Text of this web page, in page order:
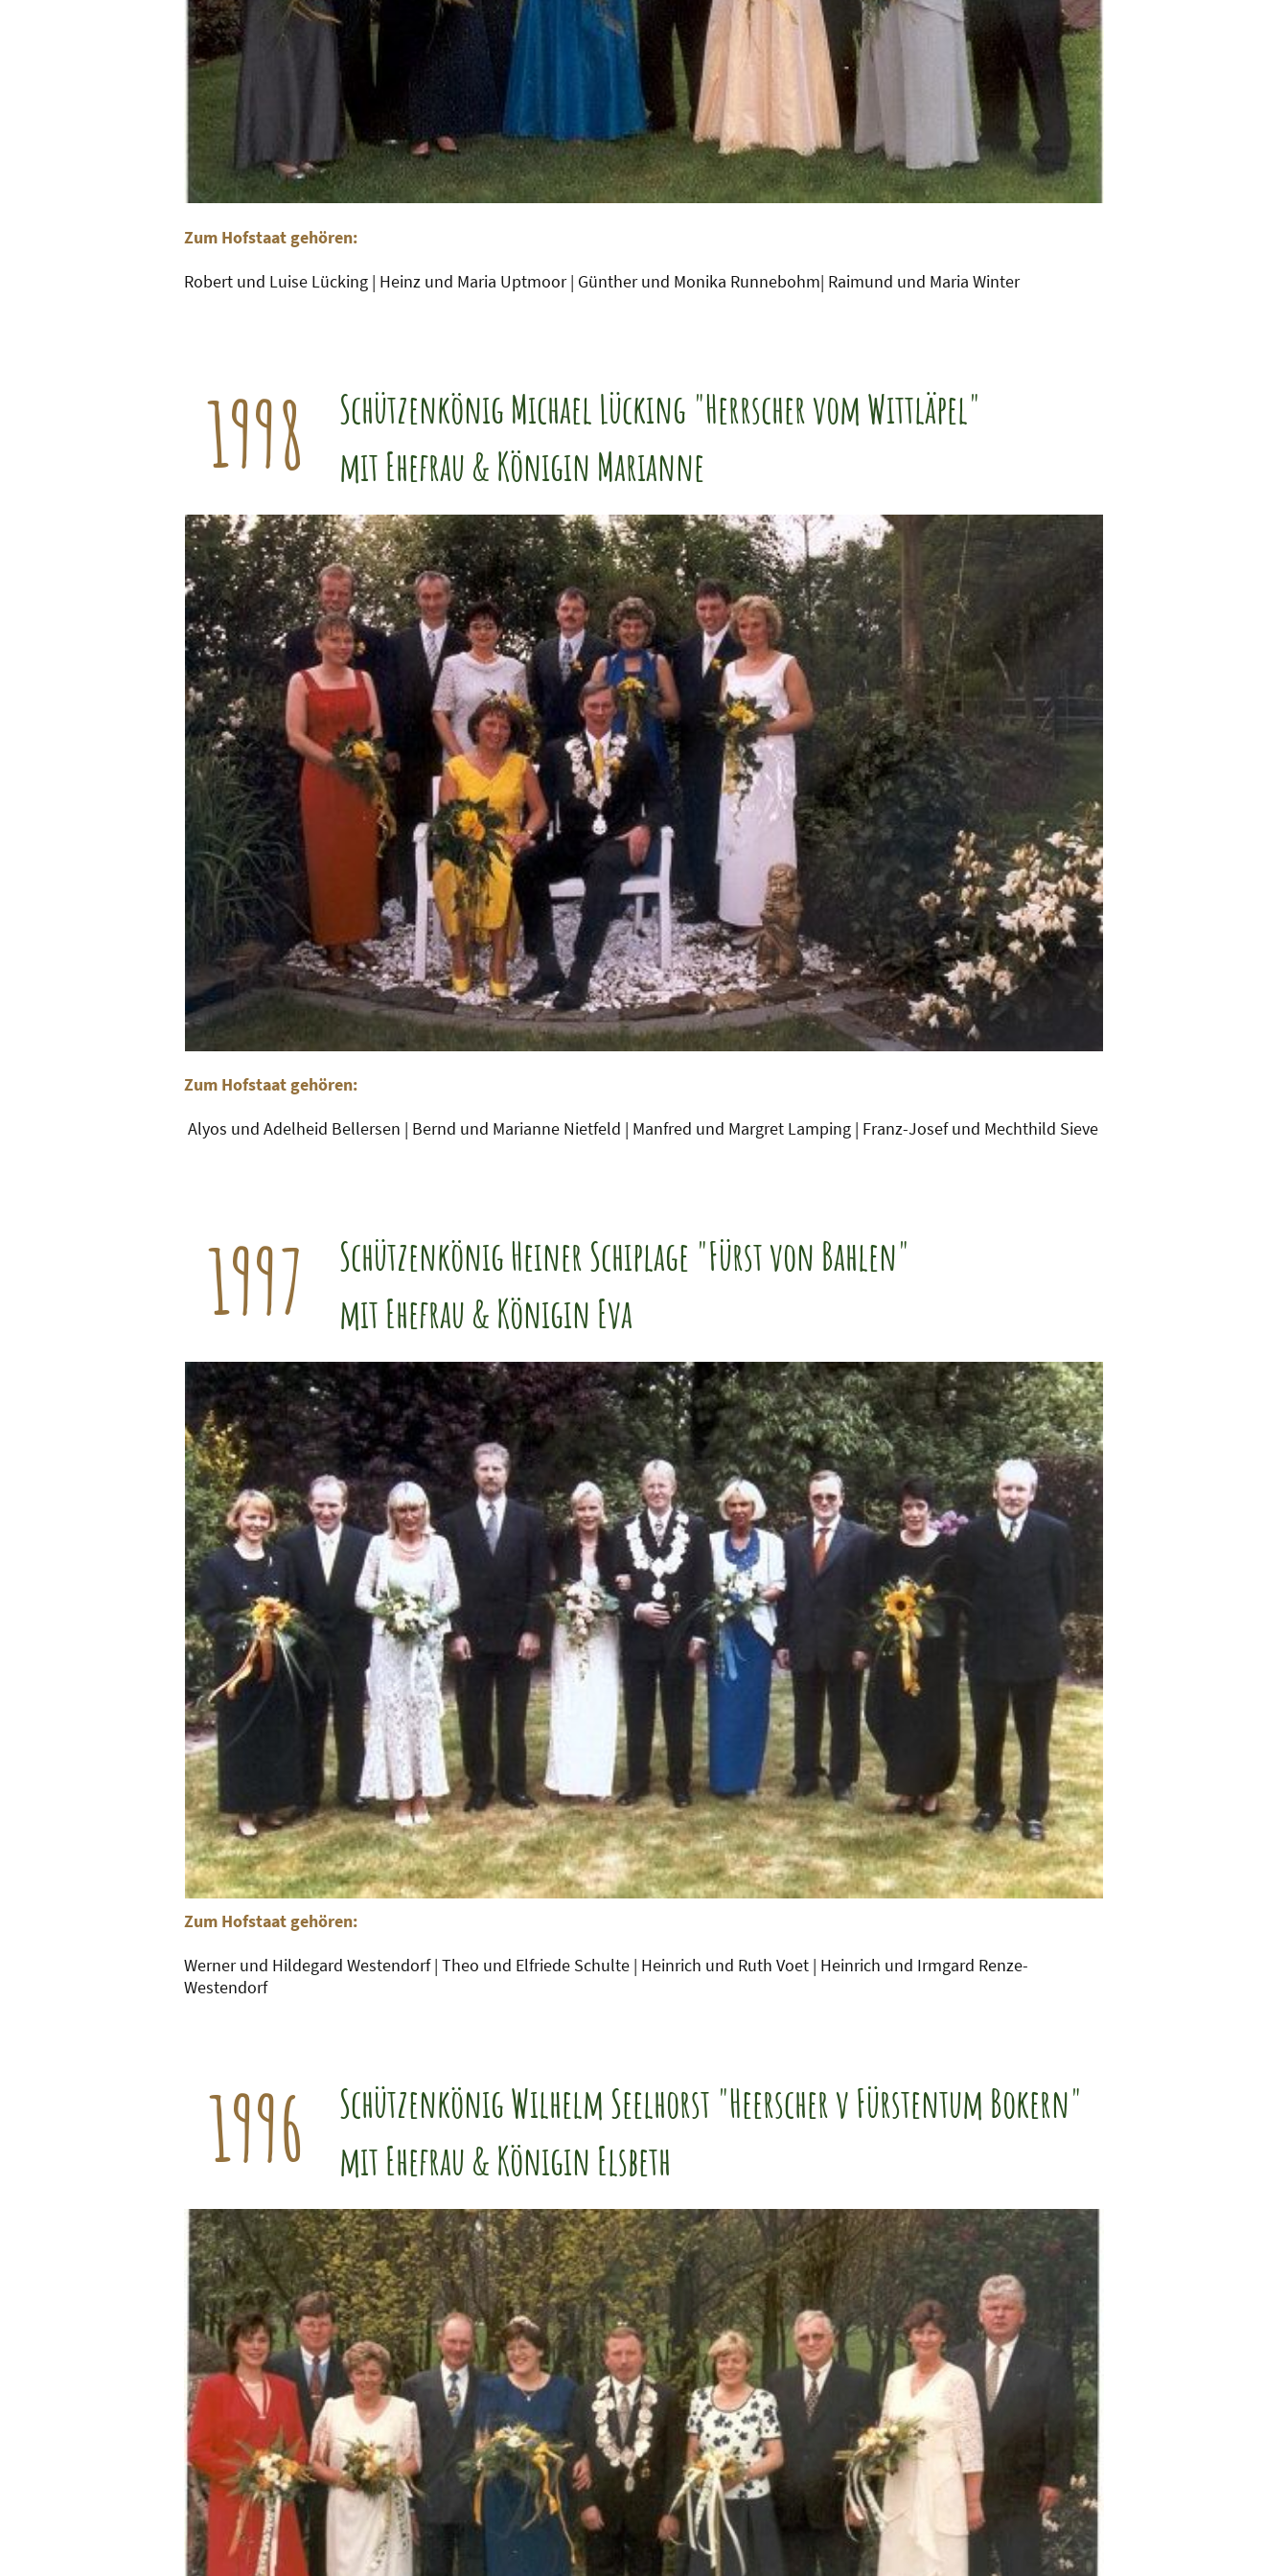
Zum Hofstaat gehören:
Robert und Luise Lücking | Heinz und Maria Uptmoor | Günther und Monika Runnebohm| Raimund und Maria Winter
1998
Schützenkönig Michael Lücking "Herrscher vom Wittläpel"
mit Ehefrau & Königin Marianne
Zum Hofstaat gehören:
Alyos und Adelheid Bellersen | Bernd und Marianne Nietfeld | Manfred und Margret Lamping | Franz-Josef und Mechthild Sieve
1997
Schützenkönig Heiner Schiplage "Fürst von Bahlen"
mit Ehefrau & Königin Eva
Zum Hofstaat gehören:
Werner und Hildegard Westendorf | Theo und Elfriede Schulte | Heinrich und Ruth Voet | Heinrich und Irmgard Renze-
Westendorf
1996
Schützenkönig Wilhelm Seelhorst "Heerscher v Fürstentum Bokern"
mit Ehefrau & Königin Elsbeth